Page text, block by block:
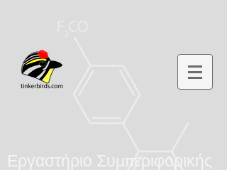
Εργαστήριο Συμπεριφορικής